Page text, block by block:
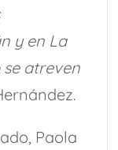
y en La
se atreven
Paola